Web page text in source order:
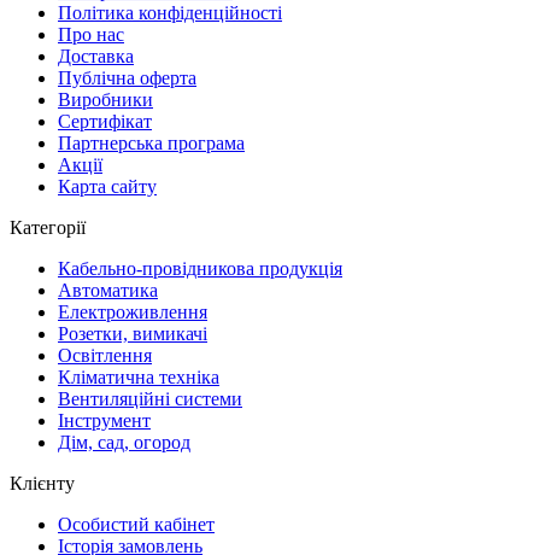
Політика конфіденційності
Про нас
Доставка
Публічна оферта
Виробники
Сертифікат
Партнерська програма
Акції
Карта сайту
Категорії
Кабельно-провідникова продукція
Автоматика
Електроживлення
Розетки, вимикачі
Освітлення
Кліматична техніка
Вентиляційні системи
Інструмент
Дім, сад, огород
Клієнту
Особистий кабінет
Історія замовлень